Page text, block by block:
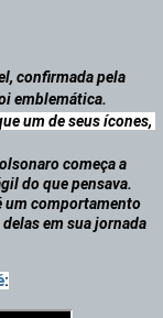
emblemática.
um de seus ícones,
começa a
do que pensava.
um comportamento
em sua jornada
: